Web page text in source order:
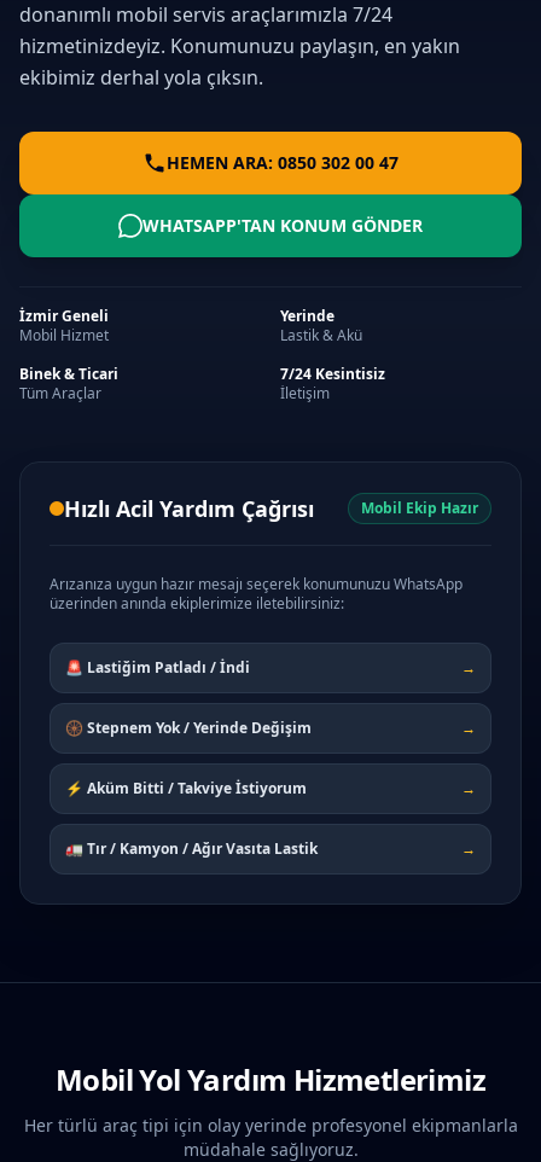
donanımlı mobil servis araçlarımızla 7/24
hizmetinizdeyiz. Konumunuzu paylaşın, en yakın
ekibimiz derhal yola çıksın.
HEMEN ARA: 0850 302 00 47
WHATSAPP'TAN KONUM GÖNDER
İzmir Geneli
Mobil Hizmet
Yerinde
Lastik & Akü
Binek & Ticari
Tüm Araçlar
7/24 Kesintisiz
İletişim
Hızlı Acil Yardım Çağrısı Mobil Ekip Hazır
Arızanıza uygun hazır mesajı seçerek konumunuzu WhatsApp
üzerinden anında ekiplerimize iletebilirsiniz:
🚨 Lastiğim Patladı / İndi →
🛞 Stepnem Yok / Yerinde Değişim →
⚡ Aküm Bitti / Takviye İstiyorum →
🚛 Tır / Kamyon / Ağır Vasıta Lastik →
Mobil Yol Yardım Hizmetlerimiz
Her türlü araç tipi için olay yerinde profesyonel ekipmanlarla
müdahale sağlıyoruz.